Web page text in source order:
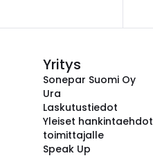
Yritys
Sonepar Suomi Oy
Ura
Laskutustiedot
Yleiset hankintaehdot
toimittajalle
Speak Up